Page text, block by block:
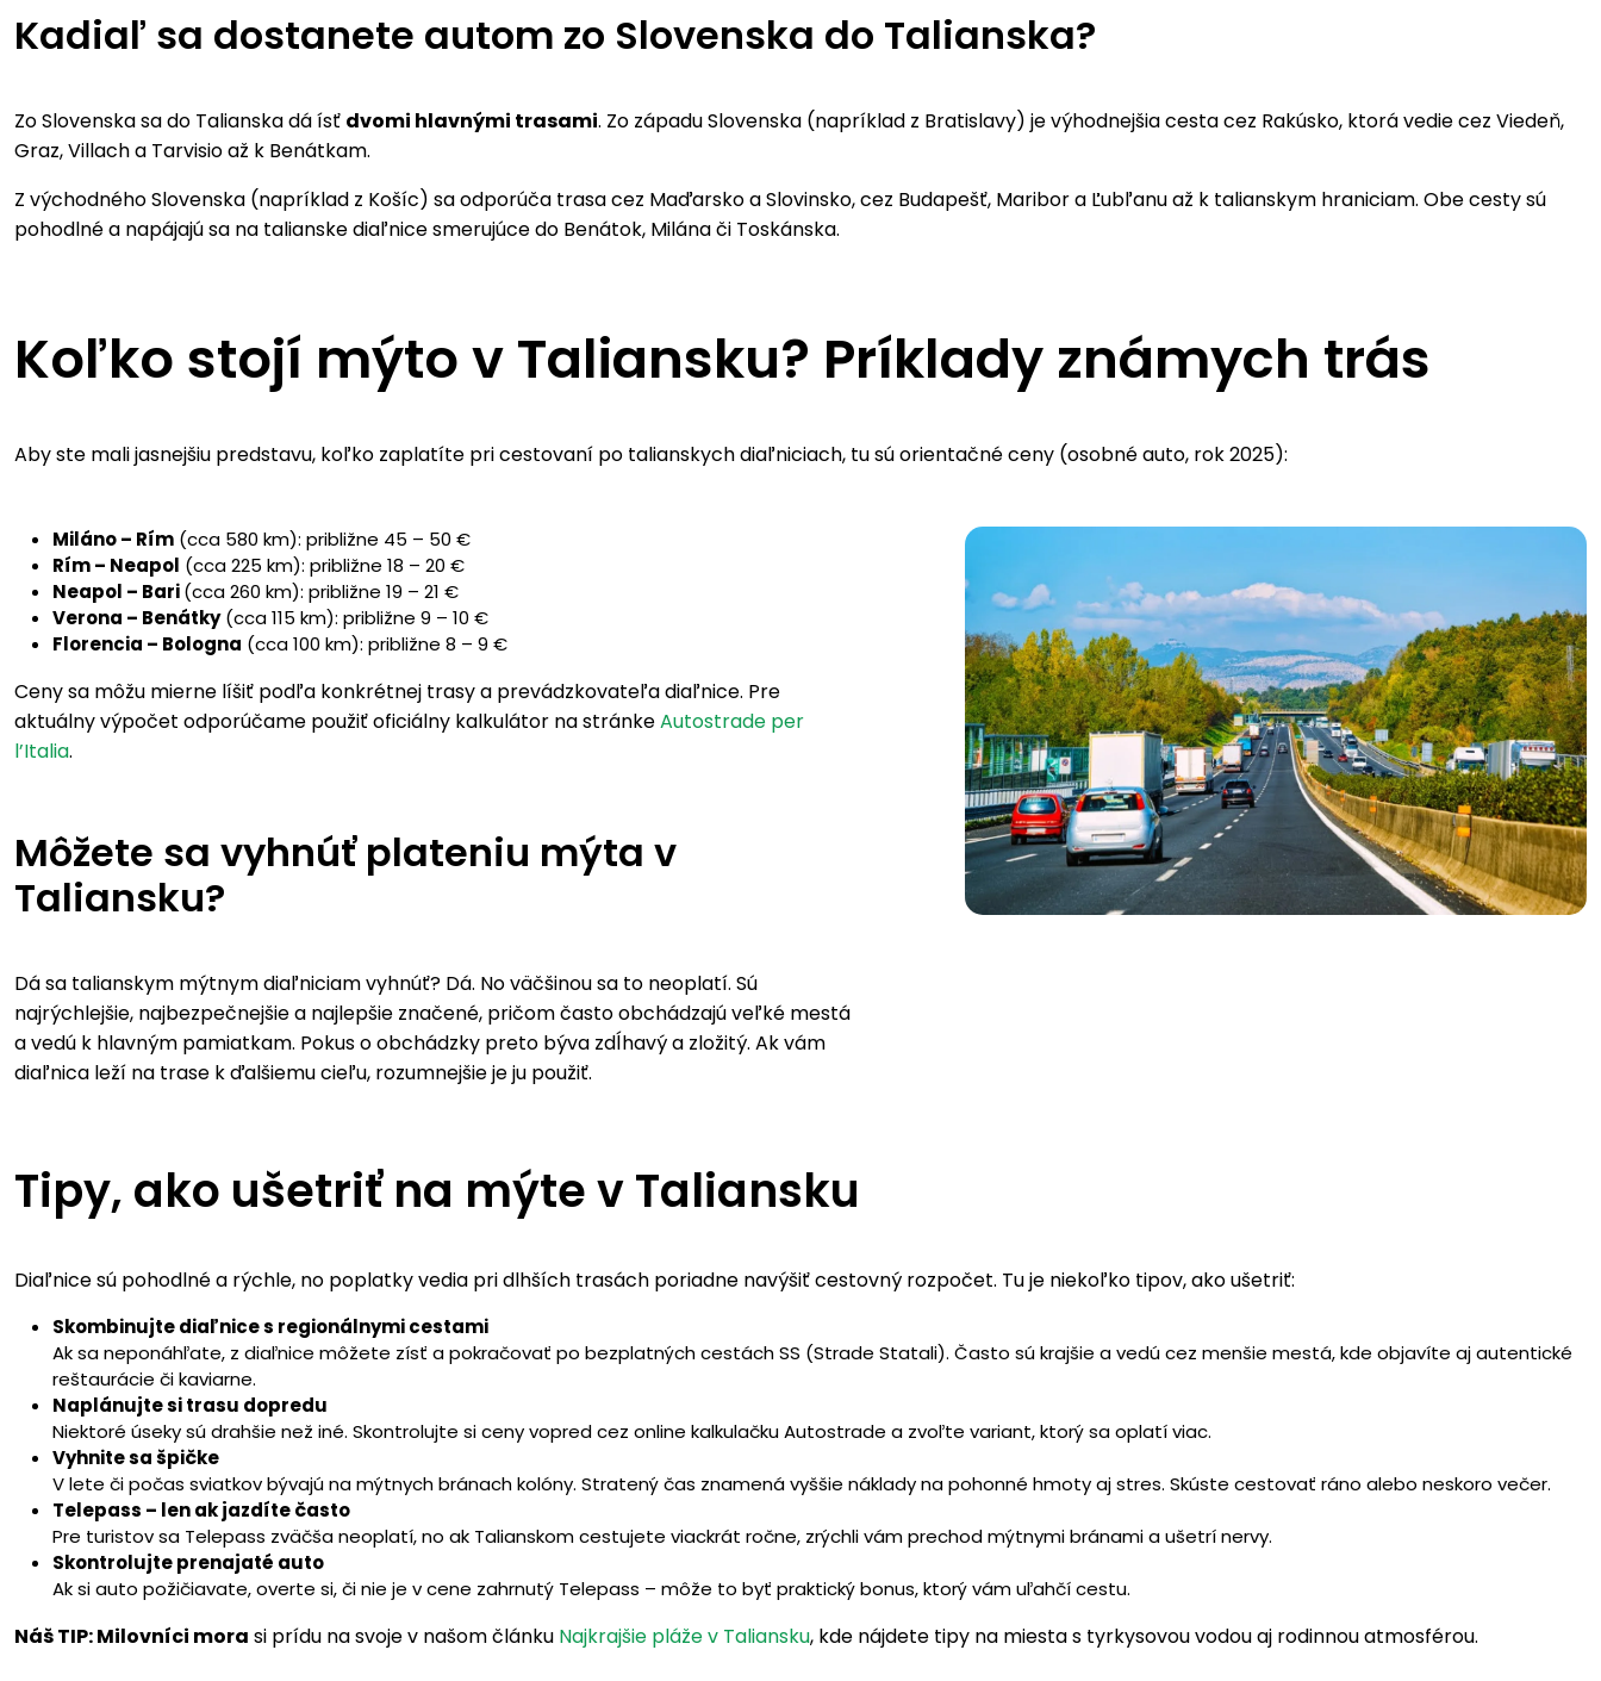
Kadiaľ sa dostanete autom zo Slovenska do Talianska?
Zo Slovenska sa do Talianska dá ísť dvomi hlavnými trasami. Zo západu Slovenska (napríklad z Bratislavy) je výhodnejšia cesta cez Rakúsko, ktorá vedie cez Viedeň,
Graz, Villach a Tarvisio až k Benátkam.
Z východného Slovenska (napríklad z Košíc) sa odporúča trasa cez Maďarsko a Slovinsko, cez Budapešť, Maribor a Ľubľanu až k talianskym hraniciam. Obe cesty sú
pohodlné a napájajú sa na talianske diaľnice smerujúce do Benátok, Milána či Toskánska.
Koľko stojí mýto v Taliansku? Príklady známych trás
Aby ste mali jasnejšiu predstavu, koľko zaplatíte pri cestovaní po talianskych diaľniciach, tu sú orientačné ceny (osobné auto, rok 2025):
Miláno – Rím (cca 580 km): približne 45 – 50 €
Rím – Neapol (cca 225 km): približne 18 – 20 €
Neapol – Bari(cca 260 km): približne 19 – 21 €
Verona – Benátky(cca 115 km): približne 9 – 10 €
Florencia – Bologna (cca 100 km): približne 8 – 9 €
Ceny sa môžu mierne líšiť podľa konkrétnej trasy a prevádzkovateľa diaľnice. Pre
aktuálny výpočet odporúčame použiť oficiálny kalkulátor na stránkeAutostrade per
l’Italia.
Môžete sa vyhnúť plateniu mýta v
Taliansku?
Dá sa talianskym mýtnym diaľniciam vyhnúť? Dá. No väčšinou sa to neoplatí. Sú
najrýchlejšie, najbezpečnejšie a najlepšie značené, pričom často obchádzajú veľké mestá
a vedú k hlavným pamiatkam. Pokus o obchádzky preto býva zdĺhavý a zložitý. Ak vám
diaľnica leží na trase k ďalšiemu cieľu, rozumnejšie je ju použiť.
Tipy, ako ušetriť na mýte v Taliansku
Diaľnice sú pohodlné a rýchle, no poplatky vedia pri dlhších trasách poriadne navýšiť cestovný rozpočet. Tu je niekoľko tipov, ako ušetriť:
Skombinujte diaľnice s regionálnymi cestami
Ak sa neponáhľate, z diaľnice môžete zísť a pokračovať po bezplatných cestách SS (Strade Statali). Často sú krajšie a vedú cez menšie mestá, kde objavíte aj autentické
reštaurácie či kaviarne.
Naplánujte si trasu dopredu
Niektoré úseky sú drahšie než iné. Skontrolujte si ceny vopred cez online kalkulačku Autostrade a zvoľte variant, ktorý sa oplatí viac.
Vyhnite sa špičke
V lete či počas sviatkov bývajú na mýtnych bránach kolóny. Stratený čas znamená vyššie náklady na pohonné hmoty aj stres. Skúste cestovať ráno alebo neskoro večer.
Telepass – len ak jazdíte často
Pre turistov sa Telepass zväčša neoplatí, no ak Talianskom cestujete viackrát ročne, zrýchli vám prechod mýtnymi bránami a ušetrí nervy.
Skontrolujte prenajaté auto
Ak si auto požičiavate, overte si, či nie je v cene zahrnutý Telepass – môže to byť praktický bonus, ktorý vám uľahčí cestu.
Náš TIP: Milovníci mora si prídu na svoje v našom článku Najkrajšie pláže v Taliansku, kde nájdete tipy na miesta s tyrkysovou vodou aj rodinnou atmosférou.